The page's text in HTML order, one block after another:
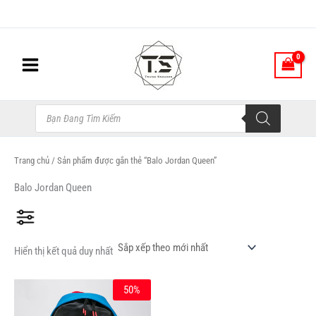
tới
Tìm
kiếm
sản
phẩm
Trang chủ / Sản phẩm được gắn thẻ “Balo Jordan Queen”
Balo Jordan Queen
Hiển thị kết quả duy nhất
50%
gốc
là:
Giá
hiện